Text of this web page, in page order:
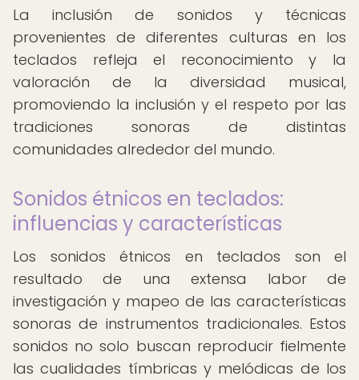
La inclusión de sonidos y técnicas
provenientes de diferentes culturas en los
teclados refleja el reconocimiento y la
valoración de la diversidad musical,
promoviendo la inclusión y el respeto por las
tradiciones sonoras de distintas
comunidades alrededor del mundo.
Sonidos étnicos en teclados:
influencias y características
Los sonidos étnicos en teclados son el
resultado de una extensa labor de
investigación y mapeo de las características
sonoras de instrumentos tradicionales. Estos
sonidos no solo buscan reproducir fielmente
las cualidades tímbricas y melódicas de los